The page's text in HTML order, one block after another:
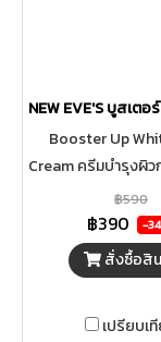
NEW EVE'S บูสเต
Booster Up
Cream ครีมบำรุงผิว
เข้มข้น ด้วยสำร
หรือ วิตำมินบี 3 เข้น
ช่วย ลดควำมหมองค
ดูกระจ่างใส ลดเลือ
กระจ่าง ใสอย่ำงเป็
฿590
฿390 -
สั่งซื้อสิ
เปรียบเ